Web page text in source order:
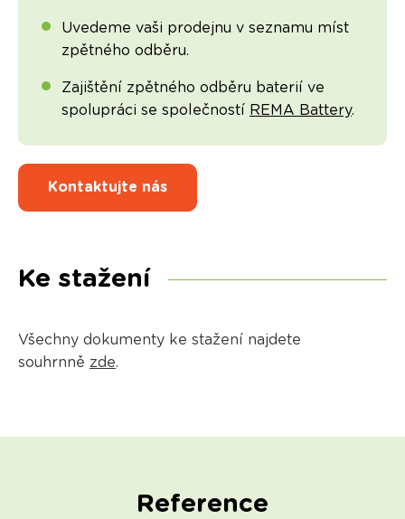
Uvedeme vaši prodejnu v seznamu míst
zpětného odběru.
Zajištění zpětného odběru baterií ve
spolupráci se společností REMA Battery.
Kontaktujte nás
Ke stažení
Všechny dokumenty ke stažení najdete
souhrnně zde.
Reference